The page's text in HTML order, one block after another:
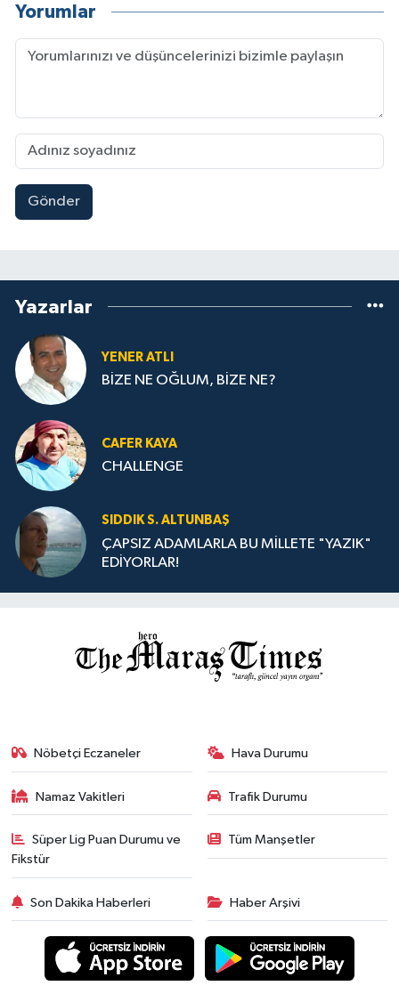
Yorumlar
Gönder
Yazarlar
YENER ATLI
BİZE NE OĞLUM, BİZE NE?
CAFER KAYA
CHALLENGE
SIDDIK S. ALTUNBAŞ
ÇAPSIZ ADAMLARLA BU MİLLETE "YAZIK"
EDİYORLAR!
Nöbetçi Eczaneler Hava Durumu
Namaz Vakitleri Trafik Durumu
Süper Lig Puan Durumu ve
Fikstür
Tüm Manşetler
Son Dakika Haberleri Haber Arşivi